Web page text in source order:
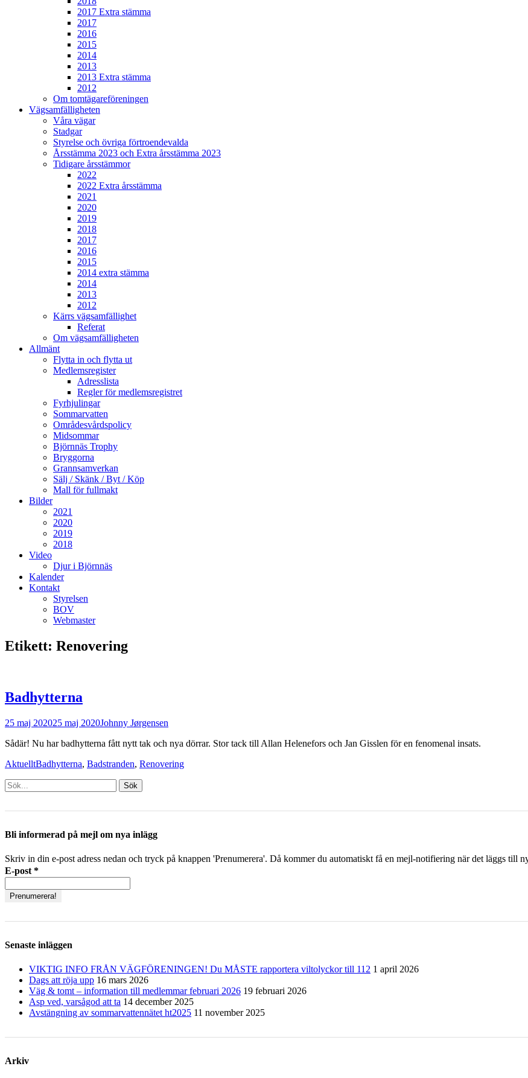
2017 Extra stämma
2017
2016
2015
2014
2013
2013 Extra stämma
2012
Om tomtägareföreningen
Vägsamfälligheten
Våra vägar
Stadgar
Styrelse och övriga förtroendevalda
Årsstämma 2023 och Extra årsstämma 2023
Tidigare årsstämmor
2022
2022 Extra årsstämma
2021
2020
2019
2018
2017
2016
2015
2014 extra stämma
2014
2013
2012
Kärrs vägsamfällighet
Referat
Om vägsamfälligheten
Allmänt
Flytta in och flytta ut
Medlemsregister
Adresslista
Regler för medlemsregistret
Fyrhjulingar
Sommarvatten
Områdesvårdspolicy
Midsommar
Björnnäs Trophy
Bryggorna
Grannsamverkan
Sälj / Skänk / Byt / Köp
Mall för fullmakt
Bilder
2021
2020
2019
2018
Video
Djur i Björnnäs
Kalender
Kontakt
Styrelsen
BOV
Webmaster
Etikett: Renovering
Badhytterna
Postades
25 maj 202025 maj 2020Författare
Johnny Jørgensen
Sådär! Nu har badhytterna fått nytt tak och nya dörrar. Stor tack till Allan Helenefors och Jan Gisslen för en fenomenal insats.
Kategorier
AktuelltTaggar
Badhytterna, Badstranden, Renovering
Sök
efter:
Bli informerad på mejl om nya inlägg
Skriv in din e-post adress nedan och tryck på knappen 'Prenumerera'. Då kommer du automatiskt få en mejl-notifiering när det läggs till
E-post *
Senaste inläggen
VIKTIG INFO FRÅN VÄGFÖRENINGEN! Du MÅSTE rapportera viltolyckor till 112 1 april 2026
Dags att röja upp 16 mars 2026
Väg & tomt – information till medlemmar februari 2026 19 februari 2026
Asp ved, varsågod att ta 14 december 2025
Avstängning av sommarvattennätet ht2025 11 november 2025
Arkiv